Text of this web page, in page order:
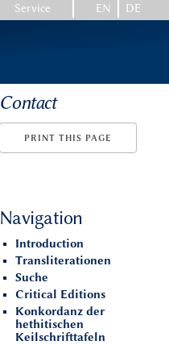
Service EN DE
Contact
PRINT THIS PAGE
Navigation
Introduction
Transliterationen
Suche
Critical Editions
Konkordanz der
hethitischen
Keilschrifttafeln